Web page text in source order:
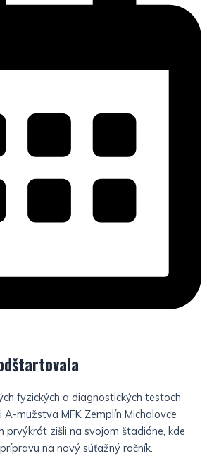
fyzických a diagnostických testoch
mužstva MFK Zemplín Michalovce
prvýkrát zišli na svojom štadióne, kde
na nový súťažný ročník.